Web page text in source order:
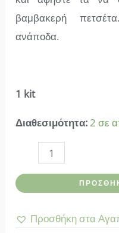
βαμβακερή
ανάποδα.
1 kit
Διαθεσιμότητα:2 σε
Σετ
από
Προσθήκη στα